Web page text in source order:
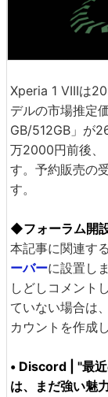
Xperia 1 VIIIは
デルの市場推定
GB/512GB」が
万2000円前後
す。予約販売の
す。
◆フォーラム開
本記事に関連す
ーバーに設置し
しどしコメント
ていない場合は、
カウントを作成
• Discord | "最
は、まだ強い魅